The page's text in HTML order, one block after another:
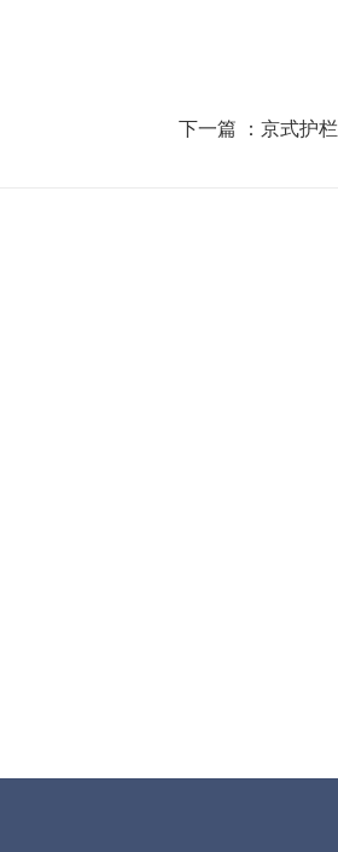
下一篇 ： 京式护栏